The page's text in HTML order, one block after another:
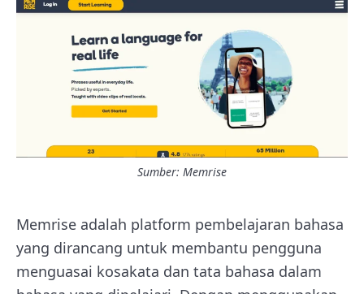
Sumber: Memrise
Memrise adalah platform pembelajaran bahasa
yang dirancang untuk membantu pengguna
menguasai kosakata dan tata bahasa dalam